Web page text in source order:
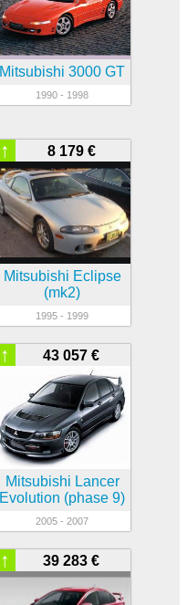
Mitsubishi 3000 GT
1990 - 1998
8 179 €
↑
Mitsubishi Eclipse
(mk2)
1995 - 1999
43 057 €
↑
Mitsubishi Lancer
Evolution (phase 9)
2005 - 2007
39 283 €
↑